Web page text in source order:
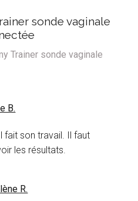
sonde vaginale
Trainer sonde vaginale
B.
fait son travail. Il faut
les résultats.
R.